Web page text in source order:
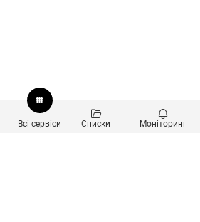
Всі сервіси Списки Моніторинг